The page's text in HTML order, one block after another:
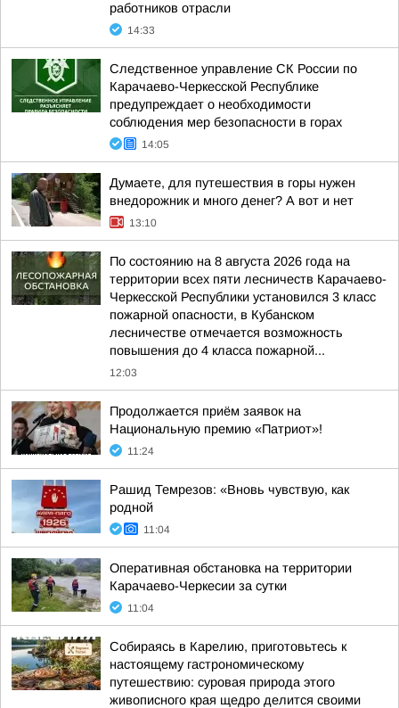
работников отрасли
14:33
Следственное управление СК России по
Карачаево-Черкесской Республике
предупреждает о необходимости
соблюдения мер безопасности в горах
14:05
Думаете, для путешествия в горы нужен
внедорожник и много денег? А вот и нет
13:10
По состоянию на 8 августа 2026 года на
территории всех пяти лесничеств Карачаево-
Черкесской Республики установился 3 класс
пожарной опасности, в Кубанском
лесничестве отмечается возможность
повышения до 4 класса пожарной...
12:03
Продолжается приём заявок на
Национальную премию «Патриот»!
11:24
Рашид Темрезов: «Вновь чувствую, как
родной
11:04
Оперативная обстановка на территории
Карачаево-Черкесии за сутки
11:04
Собираясь в Карелию, приготовьтесь к
настоящему гастрономическому
путешествию: суровая природа этого
живописного края щедро делится своими